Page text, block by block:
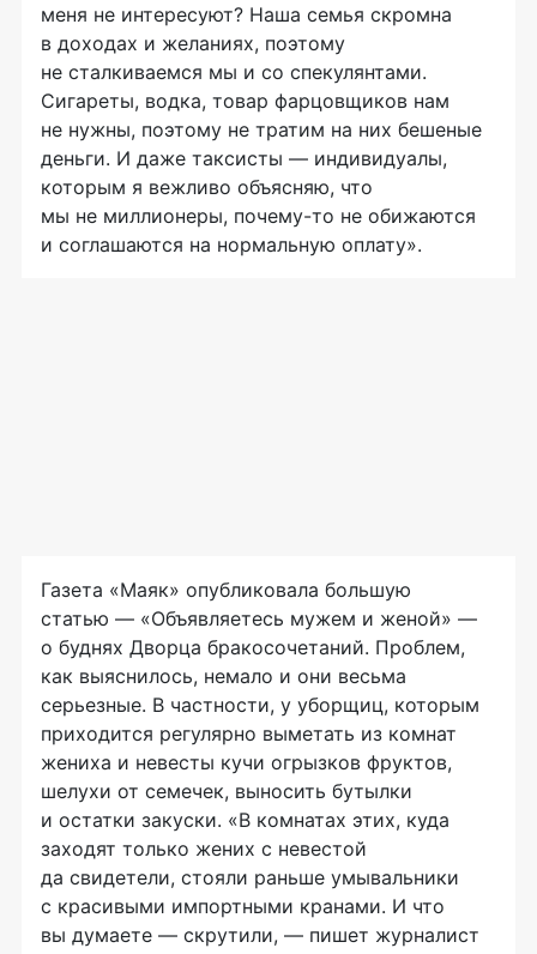
меня не интересуют? Наша семья скромна
в доходах и желаниях, поэтому
не сталкиваемся мы и со спекулянтами.
Сигареты, водка, товар фарцовщиков нам
не нужны, поэтому не тратим на них бешеные
деньги. И даже таксисты — индивидуалы,
которым я вежливо объясняю, что
мы не миллионеры, почему-то не обижаются
и соглашаются на нормальную оплату».
Газета «Маяк» опубликовала большую
статью — «Объявляетесь мужем и женой» —
о буднях Дворца бракосочетаний. Проблем,
как выяснилось, немало и они весьма
серьезные. В частности, у уборщиц, которым
приходится регулярно выметать из комнат
жениха и невесты кучи огрызков фруктов,
шелухи от семечек, выносить бутылки
и остатки закуски. «В комнатах этих, куда
заходят только жених с невестой
да свидетели, стояли раньше умывальники
с красивыми импортными кранами. И что
вы думаете — скрутили, — пишет журналист